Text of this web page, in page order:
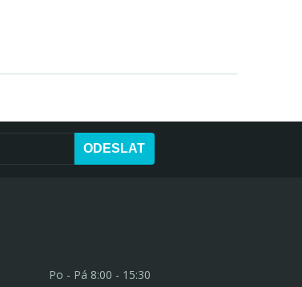
ODESLAT
Po - Pá 8:00 - 15:30